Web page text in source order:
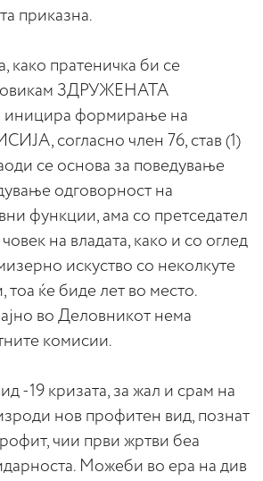
приказна.
како пратеничка би се
повикам ЗДРУЖЕНАТА
формирање на
согласно член 76, став (1)
се основа за поведување
одговорност на
функции, ама со претседател
на владата, како и со оглед
искуство со неколкуте
тоа ќе биде лет во место.
во Деловникот нема
комисии.
-19 кризата, за жал и срам на
нов профитен вид, познат
чии први жртви беа
Можеби во ера на див